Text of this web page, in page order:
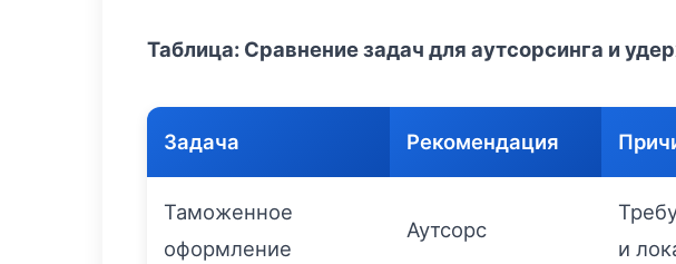
Таблица: Сравнение задач для аутсорсинга и
Задача Рекомендация
Таможенное
оформление
Аутсорс
и